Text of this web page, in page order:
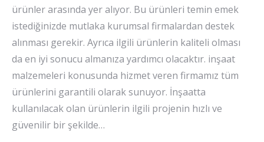
ürünler arasında yer alıyor. Bu ürünleri temin emek
istediğinizde mutlaka kurumsal firmalardan destek
alınması gerekir. Ayrıca ilgili ürünlerin kaliteli olması
da en iyi sonucu almanıza yardımcı olacaktır. inşaat
malzemeleri konusunda hizmet veren firmamız tüm
ürünlerini garantili olarak sunuyor. İnşaatta
kullanılacak olan ürünlerin ilgili projenin hızlı ve
güvenilir bir şekilde…